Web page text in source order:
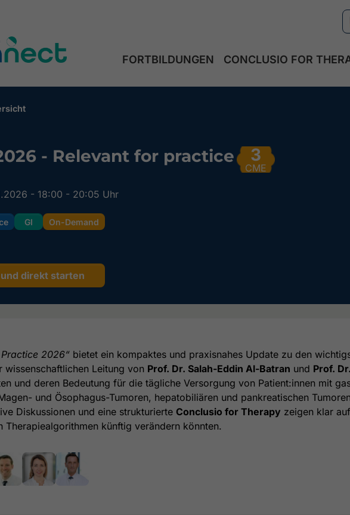
FORTBILDUNGEN CONCLUSIO FOR
- Relevant for practice 3
CME
- 18:00 - 20:05 Uhr
GI On-Demand
direkt starten
Practice 2026“ bietet ein kompaktes und praxisnahes Update zu den
wissenschaftlichen Leitung von Prof. Dr. Salah-Eddin Al-Batran und Prof.
und deren Bedeutung für die tägliche Versorgung von Patient:innen mit
und Ösophagus-Tumoren, hepatobiliären und pankreatischen
Diskussionen und eine strukturierte Conclusio for Therapy zeigen klar
Therapiealgorithmen künftig verändern könnten.